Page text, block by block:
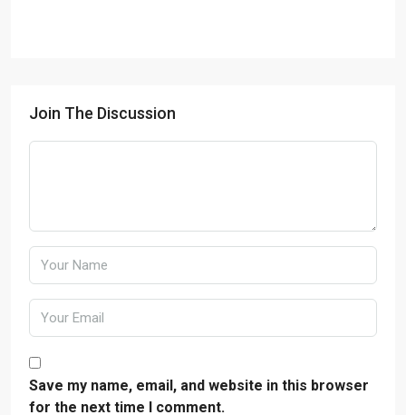
Join The Discussion
Save my name, email, and website in this browser
for the next time I comment.